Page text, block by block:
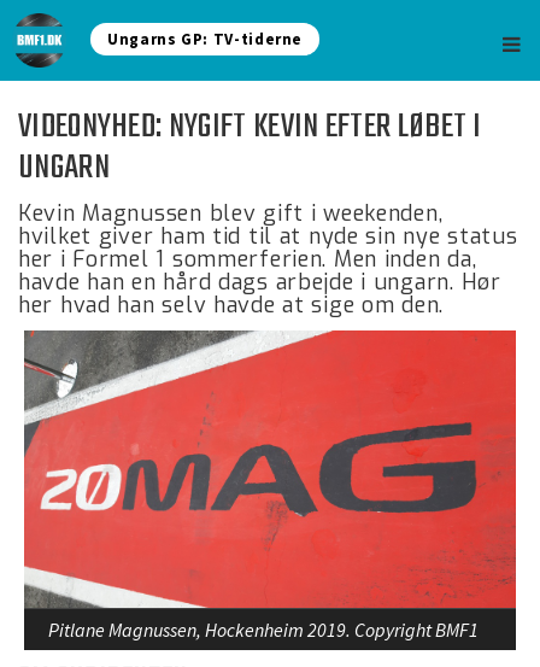
Ungarns GP: TV-tiderne
VIDEONYHED: NYGIFT KEVIN EFTER LØBET I
UNGARN
Kevin Magnussen blev gift i weekenden,
hvilket giver ham tid til at nyde sin nye status
her i Formel 1 sommerferien. Men inden da,
havde han en hård dags arbejde i ungarn. Hør
her hvad han selv havde at sige om den.
Pitlane Magnussen, Hockenheim 2019. Copyright BMF1